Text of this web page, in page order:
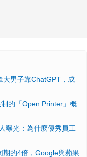
大男子靠ChatGPT，成
的「Open Printer」概
曝光：為什麼優秀員工
期的4倍，Google與蘋果